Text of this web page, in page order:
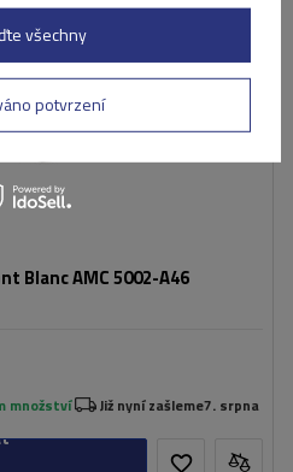
Blanc AMC 5002-A46
množství Již nyní zašleme7. srpna
potvrzení
všechny